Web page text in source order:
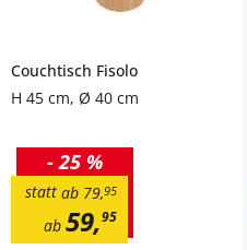
Couchtisch Fisolo
H 45 cm, Ø 40 cm
ab 59,95
ab 79,95
statt
- 25 %